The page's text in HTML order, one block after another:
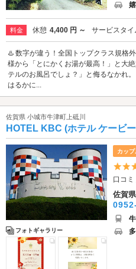
料金 休憩 4,400 円 ～ サービスタイ
♨️ 数字が違う！全国トップクラス規格
様から「とにかくお湯が最高！」と大
テルのお風呂でしょ？」と侮るなかれ
はるかに...
佐賀県 小城市牛津町上砥川
HOTEL KBC (ホテル ケービ
フォトギャラリー
カッ
口コミ
佐賀